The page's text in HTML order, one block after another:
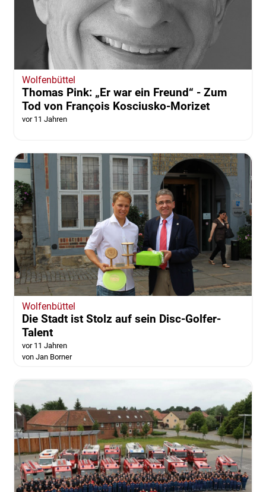
Wolfenbüttel
Thomas Pink: „Er war ein Freund“ - Zum
Tod von François Kosciusko-Morizet
vor 11 Jahren
Wolfenbüttel
Die Stadt ist Stolz auf sein Disc-Golfer-
Talent
vor 11 Jahren
von Jan Borner